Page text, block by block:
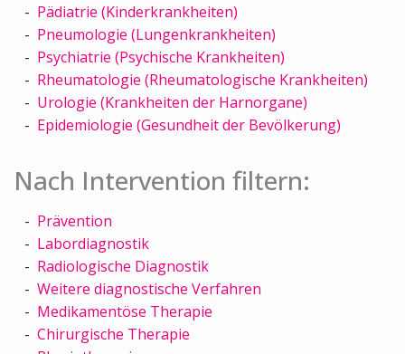
Pädiatrie (Kinderkrankheiten)
Pneumologie (Lungenkrankheiten)
Psychiatrie (Psychische Krankheiten)
Rheumatologie (Rheumatologische Krankheiten)
Urologie (Krankheiten der Harnorgane)
Epidemiologie (Gesundheit der Bevölkerung)
Nach Intervention filtern:
Prävention
Labordiagnostik
Radiologische Diagnostik
Weitere diagnostische Verfahren
Medikamentöse Therapie
Chirurgische Therapie